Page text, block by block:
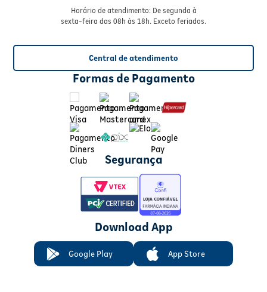
Horário de atendimento: De segunda à
sexta-feira das 08h às 18h. Exceto feriados.
Central de atendimento
Formas de Pagamento
Segurança
Download App
Google Play App Store